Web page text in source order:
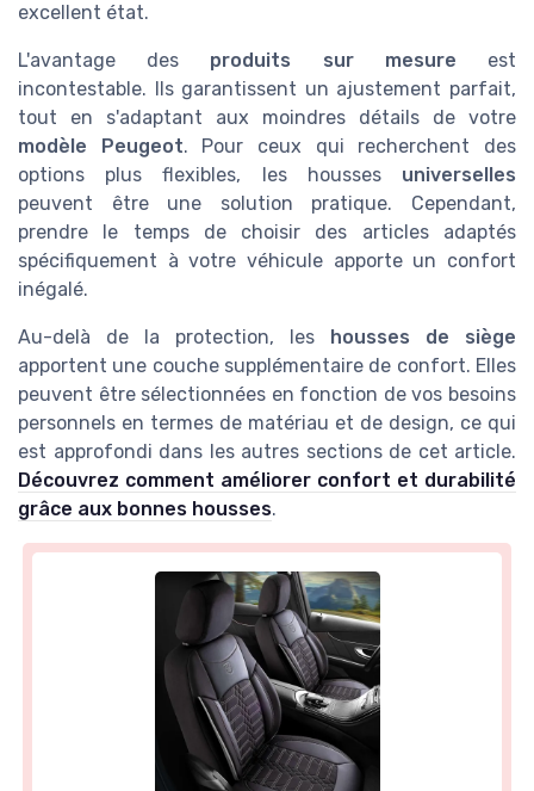
excellent état.
L'avantage des produits sur mesure est
incontestable. Ils garantissent un ajustement parfait,
tout en s'adaptant aux moindres détails de votre
modèle Peugeot. Pour ceux qui recherchent des
options plus flexibles, les housses universelles
peuvent être une solution pratique. Cependant,
prendre le temps de choisir des articles adaptés
spécifiquement à votre véhicule apporte un confort
inégalé.
Au-delà de la protection, les housses de siège
apportent une couche supplémentaire de confort. Elles
peuvent être sélectionnées en fonction de vos besoins
personnels en termes de matériau et de design, ce qui
est approfondi dans les autres sections de cet article.
Découvrez comment améliorer confort et durabilité
grâce aux bonnes housses.